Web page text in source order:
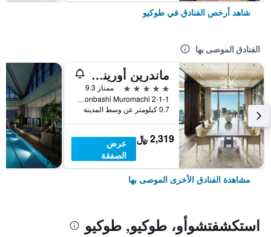
شاهد أرخص الفنادق في طوكيو
الفنادق الموصى بها
ماندرين أورينتال، طوكيو
5 نجوم
ممتاز 9.3
2-1-1 Nihonbashi Muromachi, طوكيو, اليابان
0.7 كيلومتر عن وسط المدينة
2,319 ﷼
عرض
الصفقة
مشاهدة الفنادق الأخرى الموصى بها
استكشفتشوأو، طوكيو, طوكيو